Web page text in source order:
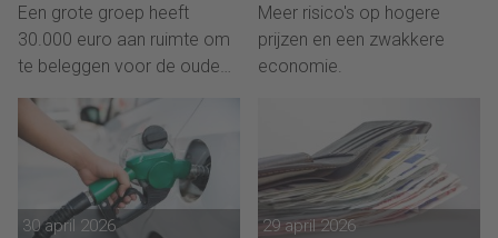
Een grote groep heeft
30.000 euro aan ruimte om
te beleggen voor de oude
Meer risico's op hogere
prijzen en een zwakkere
economie.
30 april 2026 29 april 2026